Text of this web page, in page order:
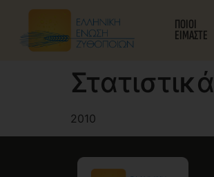
ΠΟΙΟΙ
ΕΙΜΑΣΤΕ
2010